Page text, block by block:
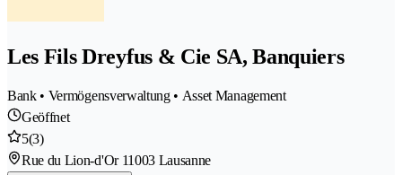
Les Fils Dreyfus & Cie SA, Banquiers
Bank • Vermögensverwaltung • Asset Management
Geöffnet
5(3)
Rue du Lion-d'Or 11003 Lausanne